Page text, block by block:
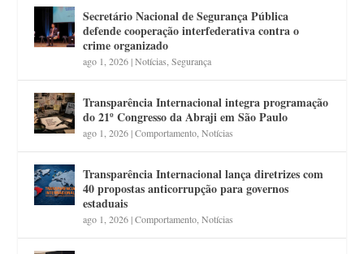
Secretário Nacional de Segurança Pública
defende cooperação interfederativa contra o
crime organizado
ago 1, 2026|Notícias ,Segurança
Transparência Internacional integra programação
do 21º Congresso da Abraji em São Paulo
ago 1, 2026|Comportamento ,Notícias
Transparência Internacional lança diretrizes com
40 propostas anticorrupção para governos
estaduais
ago 1, 2026|Comportamento ,Notícias